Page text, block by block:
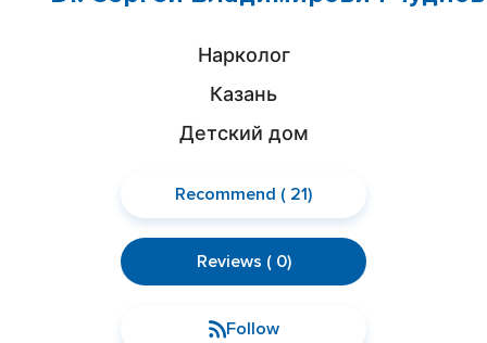
Нарколог
Казань
Детский дом
Recommend ( 21)
Reviews ( 0)
Follow